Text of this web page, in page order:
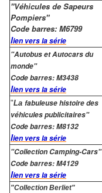
"Véhicules de Sapeurs
Pompiers"
Code barres: M6799
lien vers la série
"Autobus et Autocars du
monde"
Code barres: M3438
lien vers la série
"La fabuleuse histoire des
véhicules publicitaires"
Code barres: M8132
lien vers la série
"Collection Camping-Cars"
Code barres: M4129
lien vers la série
"Collection Berliet"